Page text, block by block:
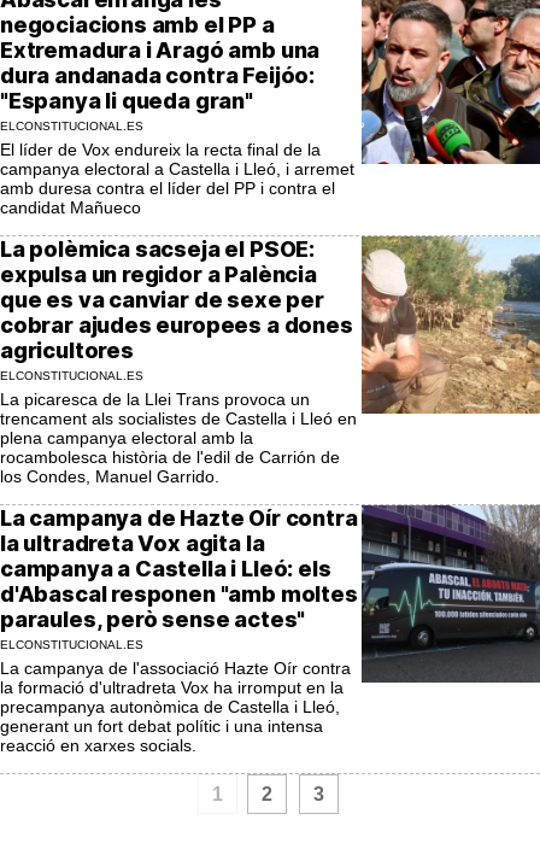
negociacions amb el PP a
Extremadura i Aragó amb una
dura andanada contra Feijóo:
"Espanya li queda gran"
ELCONSTITUCIONAL.ES
El líder de Vox endureix la recta final de la
campanya electoral a Castella i Lleó, i arremet
amb duresa contra el líder del PP i contra el
candidat Mañueco
La polèmica sacseja el PSOE:
expulsa un regidor a Palència
que es va canviar de sexe per
cobrar ajudes europees a dones
agricultores
ELCONSTITUCIONAL.ES
La picaresca de la Llei Trans provoca un
trencament als socialistes de Castella i Lleó en
plena campanya electoral amb la
rocambolesca història de l'edil de Carrión de
los Condes, Manuel Garrido.
La campanya de Hazte Oír contra
la ultradreta Vox agita la
campanya a Castella i Lleó: els
d'Abascal responen "amb moltes
paraules, però sense actes"
ELCONSTITUCIONAL.ES
La campanya de l'associació Hazte Oír contra
la formació d'ultradreta Vox ha irromput en la
precampanya autonòmica de Castella i Lleó,
generant un fort debat polític i una intensa
reacció en xarxes socials.
1 2 3